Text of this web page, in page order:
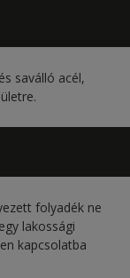
saválló acél,
folyadék ne
lakossági
kapcsolatba